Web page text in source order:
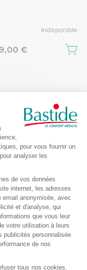
Indisponible
€
Fllow expert
batterie
€
et